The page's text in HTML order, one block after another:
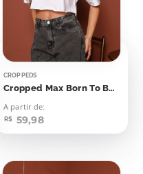
CROPPEDS
Cropped Max Born To Be Extra
A partir de:
R$ 59,98